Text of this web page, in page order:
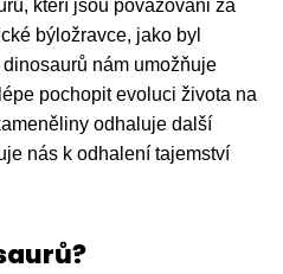
kteří jsou považováni za
býložravce, jako byl
nám umožňuje
pochopit evoluci života na
odhaluje další
nás k odhalení tajemství